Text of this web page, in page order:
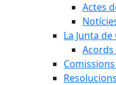
Actes
La Junta
Acords